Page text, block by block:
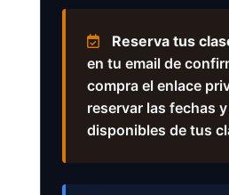
Reserva tus
en tu email de
compra el enlace
reservar las fechas
disponibles de tus